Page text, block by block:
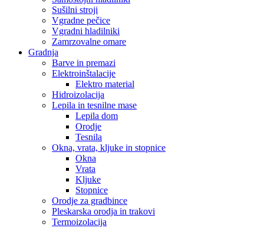
Sušilni stroji
Vgradne pečice
Vgradni hladilniki
Zamrzovalne omare
Gradnja
Barve in premazi
Elektroinštalacije
Elektro material
Hidroizolacija
Lepila in tesnilne mase
Lepila dom
Orodje
Tesnila
Okna, vrata, kljuke in stopnice
Okna
Vrata
Kljuke
Stopnice
Orodje za gradbince
Pleskarska orodja in trakovi
Termoizolacija